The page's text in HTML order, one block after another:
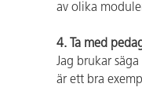
av olika
4. Ta med
Jag brukar
är ett bra